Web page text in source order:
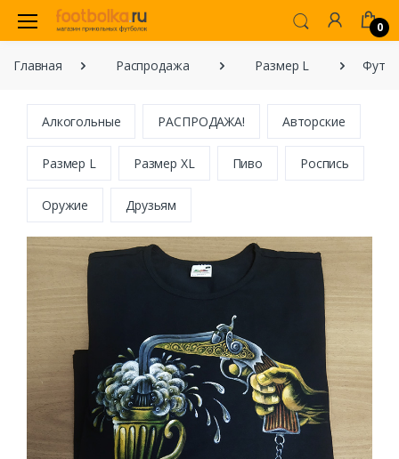
0
Главная Распродажа Размер L
Алкогольные РАСПРОДАЖА! Авторские
Размер L Размер XL Пиво Роспись
Оружие Друзьям